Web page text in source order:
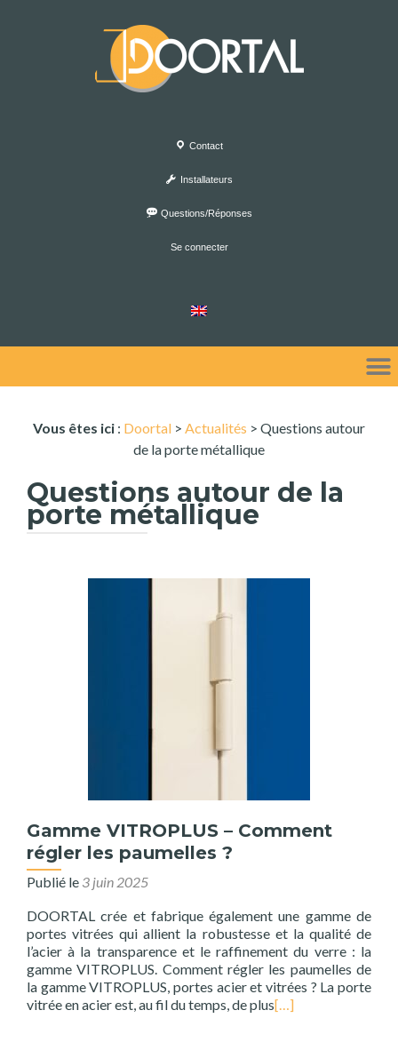
Contact
Installateurs
Questions/Réponses
Se connecter
Vous êtes ici : Doortal > Actualités > Questions autour
de la porte métallique
Questions autour de la
porte métallique
Gamme VITROPLUS – Comment
régler les paumelles ?
Publié le 3 juin 2025
DOORTAL crée et fabrique également une gamme de
portes vitrées qui allient la robustesse et la qualité de
l’acier à la transparence et le raffinement du verre : la
gamme VITROPLUS. Comment régler les paumelles de
la gamme VITROPLUS, portes acier et vitrées ? La porte
vitrée en acier est, au fil du temps, de plus[…]